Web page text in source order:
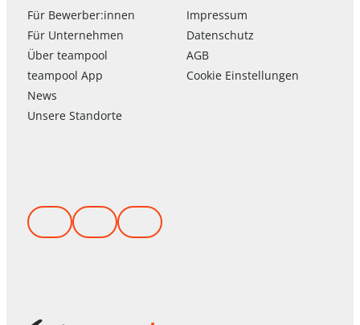
Für Bewerber:innen
Für Unternehmen
Überteampool
teampool App
News
Unsere Standorte
Impressum
Datenschutz
AGB
Cookie Einstellungen